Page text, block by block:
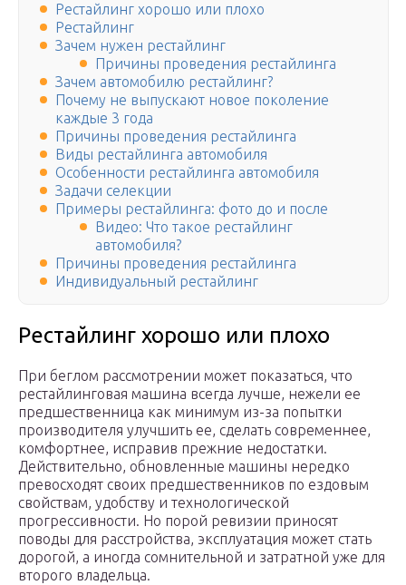
Рестайлинг хорошо или плохо
Рестайлинг
Зачем нужен рестайлинг
Причины проведения рестайлинга
Зачем автомобилю рестайлинг?
Почему не выпускают новое поколение
каждые 3 года
Причины проведения рестайлинга
Виды рестайлинга автомобиля
Особенности рестайлинга автомобиля
Задачи селекции
Примеры рестайлинга: фото до и после
Видео: Что такое рестайлинг
автомобиля?
Причины проведения рестайлинга
Индивидуальный рестайлинг
Рестайлинг хорошо или плохо
При беглом рассмотрении может показаться, что
рестайлинговая машина всегда лучше, нежели ее
предшественница как минимум из-за попытки
производителя улучшить ее, сделать современнее,
комфортнее, исправив прежние недостатки.
Действительно, обновленные машины нередко
превосходят своих предшественников по ездовым
свойствам, удобству и технологической
прогрессивности. Но порой ревизии приносят
поводы для расстройства, эксплуатация может стать
дорогой, а иногда сомнительной и затратной уже для
второго владельца.